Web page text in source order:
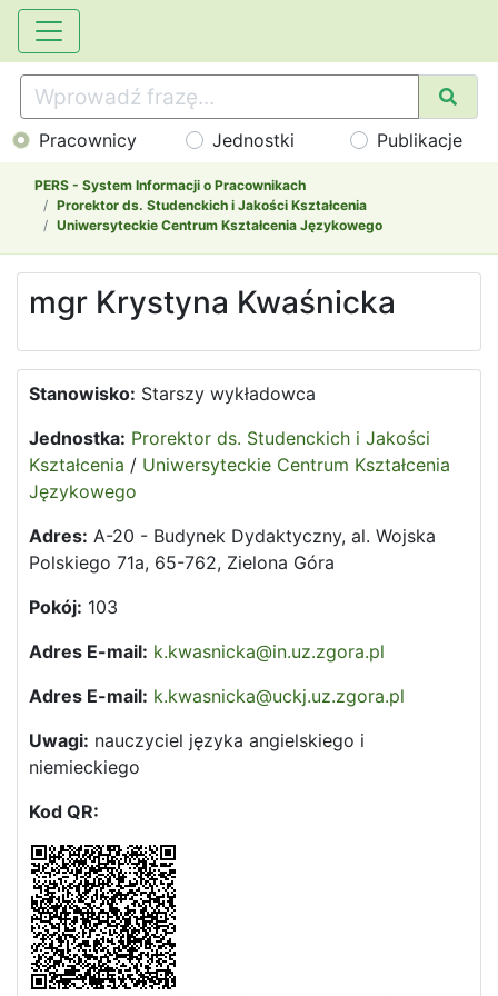
Pracownicy Jednostki Publikacje
PERS - System Informacji o Pracownikach
Prorektor ds. Studenckich i Jakości Kształcenia
Uniwersyteckie Centrum Kształcenia Językowego
mgr Krystyna Kwaśnicka
Stanowisko: Starszy wykładowca
Jednostka: Prorektor ds. Studenckich i Jakości
Kształcenia / Uniwersyteckie Centrum Kształcenia
Językowego
Adres: A-20 - Budynek Dydaktyczny, al. Wojska
Polskiego 71a, 65-762, Zielona Góra
Pokój: 103
Adres E-mail: k.kwasnicka@in.uz.zgora.pl
Adres E-mail: k.kwasnicka@uckj.uz.zgora.pl
Uwagi: nauczyciel języka angielskiego i
niemieckiego
Kod QR: